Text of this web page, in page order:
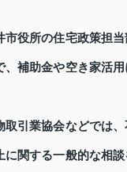
市役所の住宅政策担
、補助金や空き家活
取引業協会などでは
関する一般的な相談